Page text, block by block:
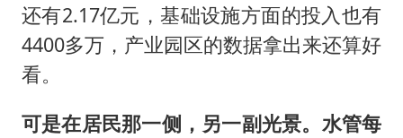
还有2.17亿元，基础设施方面的投入也有
4400多万，产业园区的数据拿出来还算好
看。
可是在居民那一侧，另一副光景。水管每